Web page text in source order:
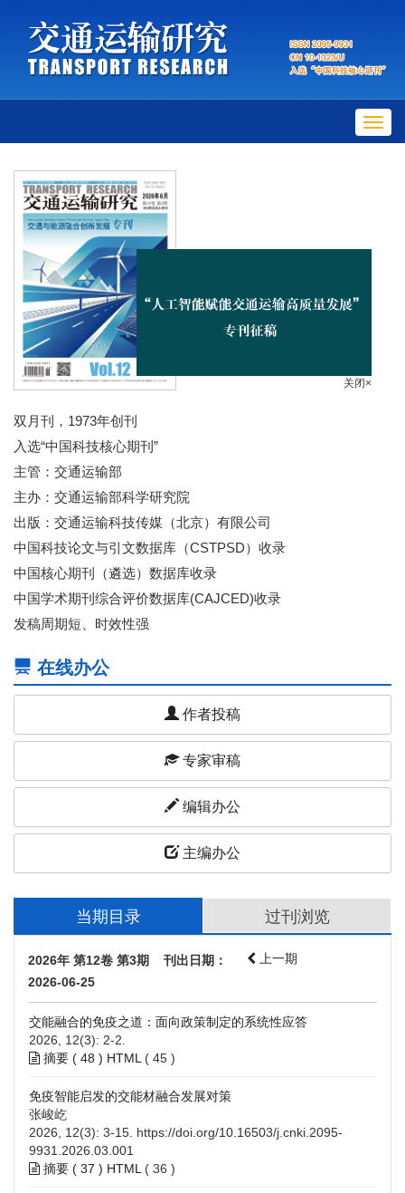
双月刊，1973年创刊
入选“中国科技核心期刊”
主管：交通运输部
主办：交通运输部科学研究院
出版：交通运输科技传媒（北京）有限公司
中国科技论文与引文数据库（CSTPSD）收录
中国核心期刊（遴选）数据库收录
中国学术期刊综合评价数据库(CAJCED)收录
发稿周期短、时效性强
在线办公
作者投稿
专家审稿
编辑办公
主编办公
当期目录 过刊浏览
2026年 第12卷 第3期 刊出日期：
2026-06-25
上一期
交能融合的免疫之道：面向政策制定的系统性应答
2026, 12(3): 2-2.
摘要 ( 48 ) HTML ( 45 )
免疫智能启发的交能材融合发展对策
张峻屹
2026, 12(3): 3-15. https://doi.org/10.16503/j.cnki.2095-
9931.2026.03.001
摘要 ( 37 ) HTML ( 36 )